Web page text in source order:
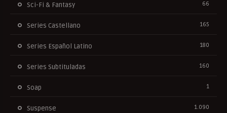
Sci-Fi & Fantasy 66
Series Castellano 165
Series Español Latino 180
Series Subtituladas 160
Soap 1
Suspense 1.090